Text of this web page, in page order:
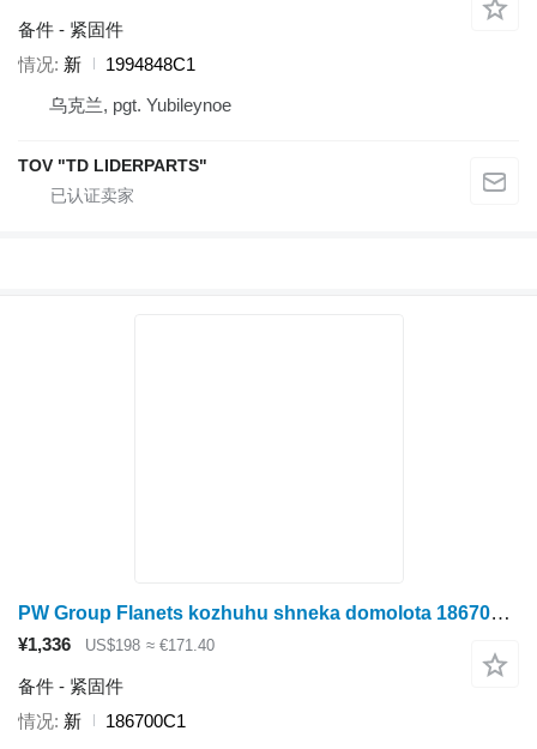
备件 - 紧固件
情况 新
1994848C1
乌克兰, pgt. Yubileynoe
TOV "TD LIDERPARTS"
PW Group Flanets kozhuhu shneka domolota 186700C1
¥1,336 US$198 ≈ €171.40
备件 - 紧固件
情况 新
186700C1